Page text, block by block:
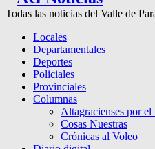
Todas las noticias del Valle de
Locales
Departamentales
Deportes
Policiales
Provinciales
Columnas
Altagracienses por
Cosas Nuestras
Crónicas al Voleo